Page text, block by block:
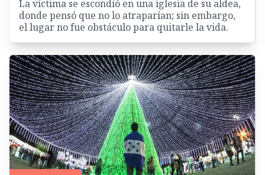
La víctima se escondió en una iglesia de su aldea,
donde pensó que no lo atraparían; sin embargo,
el lugar no fue obstáculo para quitarle la vida.